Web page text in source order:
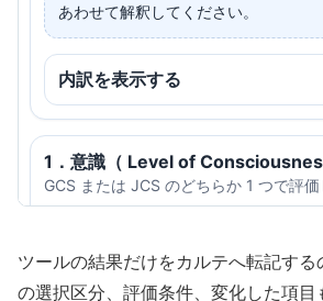
ツールの結果だけをカルテへ転記す
の選択区分、評価条件、変化した項目